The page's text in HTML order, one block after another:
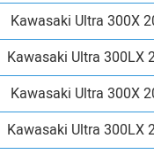
Kawasaki Ultra 300X
Kawasaki Ultra 300LX
Kawasaki Ultra 300X
Kawasaki Ultra 300LX